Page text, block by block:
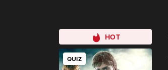
HOT
QUIZ